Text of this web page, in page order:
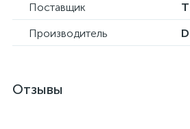
Поставщик
Производитель
Отзывы